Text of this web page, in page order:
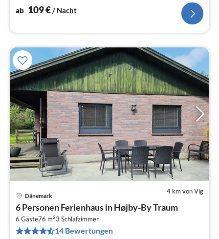
Herd(Holz), Hochstuhl)
ab 109€/ Nacht
4 km von Vig
Dänemark
6 Personen Ferienhaus in Højby-By Traum
6 Gäste76 m23 Schlafzimmer
14 Bewertungen